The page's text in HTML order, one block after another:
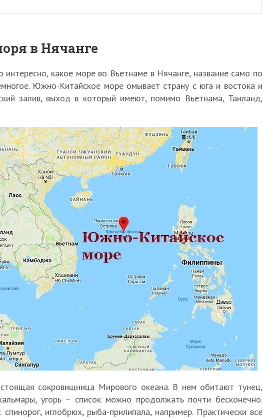
в Нячанге
интересно, какое море во Вьетнаме в Нячанге, название само по
Южно-Китайское море омывает страну с юга и востока и
залив, выход в который имеют, помимо Вьетнама, Таиланд,
сокровищница Мирового океана. В нем обитают тунец,
угорь – список можно продолжать почти бесконечно.
иглобрюх, рыба-прилипала, например. Практически все